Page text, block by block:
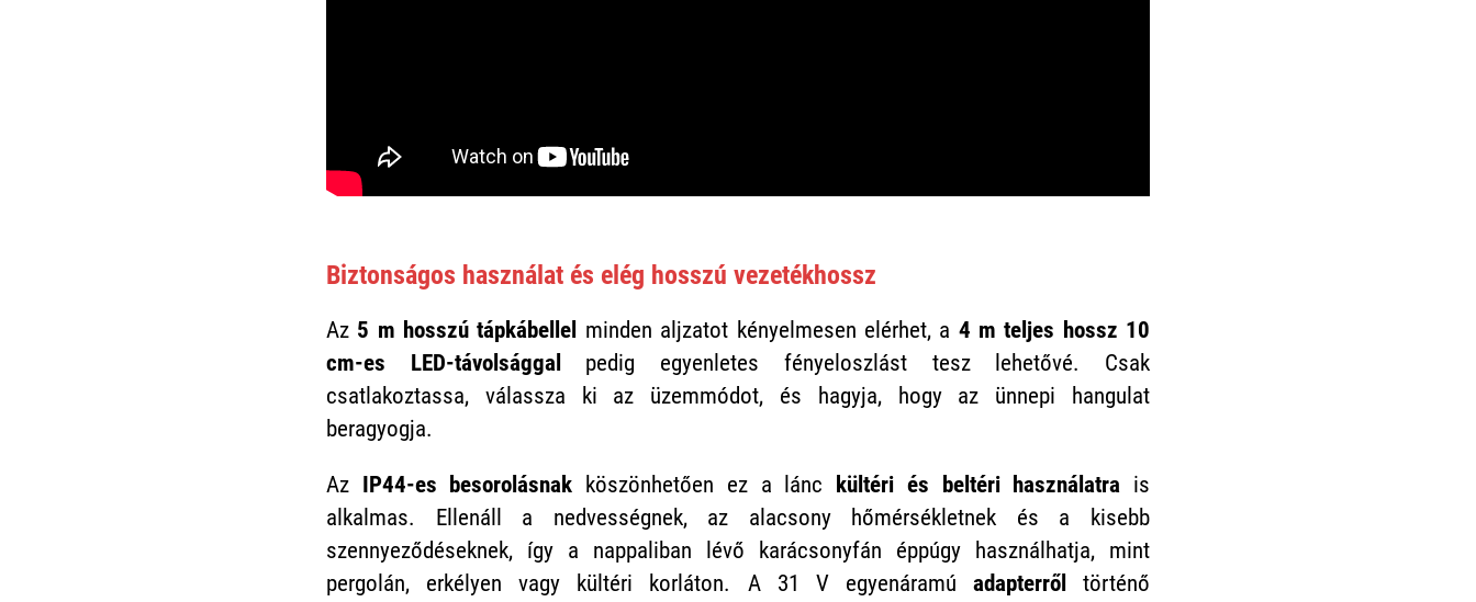
Biztonságos használat és elég hosszú vezetékhossz
Az 5 m hosszú tápkábellel minden aljzatot kényelmesen elérhet, a 4 m teljes hossz 10
cm-es LED-távolsággal
pedig egyenletes fényeloszlást tesz lehetővé. Csak
csatlakoztassa, válassza ki az üzemmódot, és hagyja, hogy az ünnepi hangulat
beragyogja.
Az IP44-es besorolásnak köszönhetően ez a lánc kültéri és beltéri használatra is
alkalmas. Ellenáll a nedvességnek, az alacsony hőmérsékletnek és a kisebb
szennyeződéseknek, így a nappaliban lévő karácsonyfán éppúgy használhatja, mint
pergolán, erkélyen vagy kültéri korláton. A 31 V egyenáramú adapterről
történő